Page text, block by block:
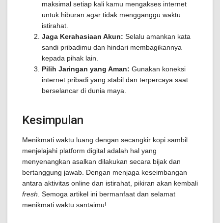
maksimal setiap kali kamu mengakses internet
untuk hiburan agar tidak mengganggu waktu
istirahat.
Jaga Kerahasiaan Akun: Selalu amankan kata
sandi pribadimu dan hindari membagikannya
kepada pihak lain.
Pilih Jaringan yang Aman: Gunakan koneksi
internet pribadi yang stabil dan terpercaya saat
berselancar di dunia maya.
Kesimpulan
Menikmati waktu luang dengan secangkir kopi sambil
menjelajahi platform digital adalah hal yang
menyenangkan asalkan dilakukan secara bijak dan
bertanggung jawab. Dengan menjaga keseimbangan
antara aktivitas online dan istirahat, pikiran akan kembali
fresh . Semoga artikel ini bermanfaat dan selamat
menikmati waktu santaimu!